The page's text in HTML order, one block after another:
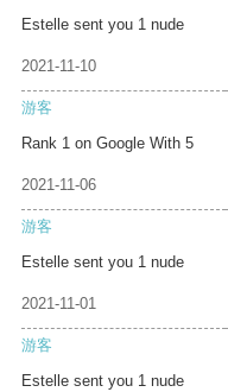
Estelle sent you 1 nude
2021-11-10
游客
Rank 1 on Google With 5
2021-11-06
游客
Estelle sent you 1 nude
2021-11-01
游客
Estelle sent you 1 nude